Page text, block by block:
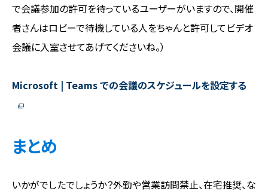
で会議参加の許可を待っているユーザーがいますので、開催
者さんはロビーで待機している人をちゃんと許可してビデオ
会議に入室させてあげてくださいね。）
Microsoft | Teams での会議のスケジュールを設定する
まとめ
いかがでしたでしょうか？外勤や営業訪問禁止、在宅推奨、な